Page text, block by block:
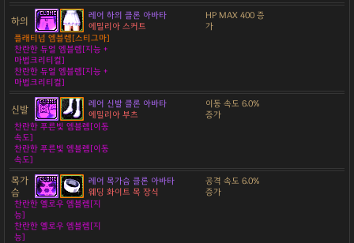
하의
레어 하의 클론 아바타
에밀리아 스커트
HP MAX 400 증
가
플래티넘 엠블렘[스티그마]
찬란한 듀얼 엠블렘[지능 +
마법크리티컬]
찬란한 듀얼 엠블렘[지능 +
마법크리티컬]
신발
레어 신발 클론 아바타
에밀리아 부츠
이동 속도 6.0%
증가
찬란한 푸른빛 엠블렘[이동
속도]
찬란한 푸른빛 엠블렘[이동
속도]
목가
슴
레어 목가슴 클론 아바타
웨딩 화이트 목 장식
공격 속도 6.0%
증가
찬란한 옐로우 엠블렘[지
능]
찬란한 옐로우 엠블렘[지
능]